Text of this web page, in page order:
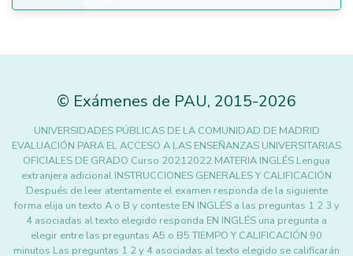
© Exámenes de PAU, 2015-2026
UNIVERSIDADES PÚBLICAS DE LA COMUNIDAD DE MADRID
EVALUACIÓN PARA EL ACCESO A LAS ENSEÑANZAS UNIVERSITARIAS
OFICIALES DE GRADO Curso 20212022 MATERIA INGLÉS Lengua
extranjera adicional INSTRUCCIONES GENERALES Y CALIFICACIÓN
Después de leer atentamente el examen responda de la siguiente
forma elija un texto A o B y conteste EN INGLÉS a las preguntas 1 2 3 y
4 asociadas al texto elegido responda EN INGLÉS una pregunta a
elegir entre las preguntas A5 o B5 TIEMPO Y CALIFICACIÓN 90
minutos Las preguntas 1 2 y 4 asociadas al texto elegido se calificarán